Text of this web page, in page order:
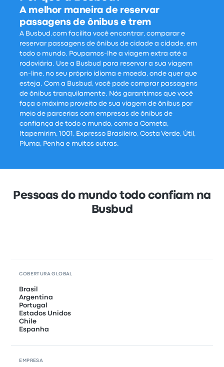
A melhor maneira de reservar
passagens de ônibus e trem
A Busbud.com facilita você encontrar, comparar e
reservar passagens de ônibus de cidade a cidade, em
todo o mundo. Poupamos-lhe a viagem extra até a
rodoviária. Use a Busbud para reservar a sua viagem
on-line, no seu próprio idioma e moeda, onde quer que
esteja. Com a Busbud, você pode comprar passagens
de ônibus tranquilamente. Nós garantimos que você
faça o máximo proveito de sua viagem de ônibus por
meio de parcerias com empresas de ônibus de
confiança de todo o mundo, como a Cometa,
Itapemirim, 1001, Expresso Brasileiro, Costa Verde, Útil,
Pluma, Penha e muitos outras.
Pessoas do mundo todo confiam na
Busbud
COBERTURA GLOBAL
Brasil
Argentina
Portugal
Estados Unidos
Chile
Espanha
EMPRESA